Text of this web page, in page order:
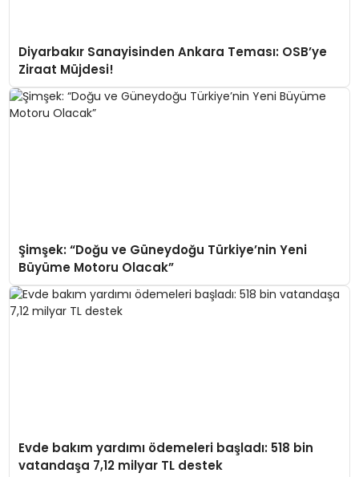
Diyarbakır Sanayisinden Ankara Teması: OSB’ye
Ziraat Müjdesi!
Şimşek: “Doğu ve Güneydoğu Türkiye’nin Yeni
Büyüme Motoru Olacak”
Evde bakım yardımı ödemeleri başladı: 518 bin
vatandaşa 7,12 milyar TL destek